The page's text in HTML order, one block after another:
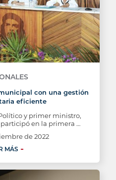
con una gestión
eficiente
y primer ministro,
en la primera …
de 2022
MÁS